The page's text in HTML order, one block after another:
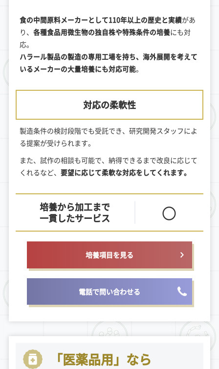
食の中間原料メーカーとして110年以上の歴史と実績があ
り、 各種食品用微生物の独自株や特殊条件の培養にも対
応。
ハラール製品の製造の専用工場を持ち、海外展開を考えて
いるメーカーの大量培養にも対応可能。
対応の柔軟性
製造条件の検討段階でも受託でき、研究開発スタッフによ
る提案が受けられます。
また、試作の相談も可能で、納得できるまで改良に応じて
くれるなど、 要望に応じて柔軟な対応をしてくれます。
培養から加工まで
一貫したサービス
〇
培養項目を見る
電話で問い合わせる
「医薬品用」なら